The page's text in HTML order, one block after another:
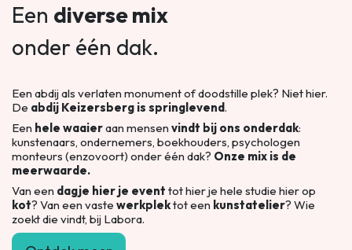
Een diverse mix
onder één dak.
Een abdij als verlaten monument of doodstille plek? Niet hier.
De abdij Keizersberg is springlevend.
Een hele waaieraan mensen vindt bij ons onderdak:
kunstenaars, ondernemers, boekhouders, psychologen
monteurs (enzovoort) onder één dak? Onze mix is de
meerwaarde.
Van een dagje hier je event tot hier je hele studie hier op
kot? Van een vaste werkplektot een kunstatelier? Wie
zoekt die vindt, bij Labora.